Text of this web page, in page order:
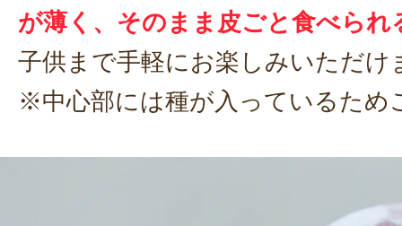
が薄く、そのまま皮ごと食べられ
子供まで手軽にお楽しみいただけ
※中心部には種が入っているため